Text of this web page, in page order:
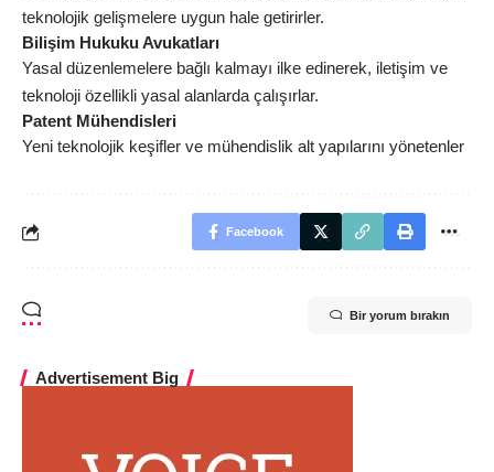
teknolojik gelişmelere uygun hale getirirler.
Bilişim Hukuku Avukatları
Yasal düzenlemelere bağlı kalmayı ilke edinerek, iletişim ve
teknoloji özellikli yasal alanlarda çalışırlar.
Patent Mühendisleri
Yeni teknolojik keşifler ve mühendislik alt yapılarını yönetenler
Facebook
Bir yorum bırakın
Advertisement Big